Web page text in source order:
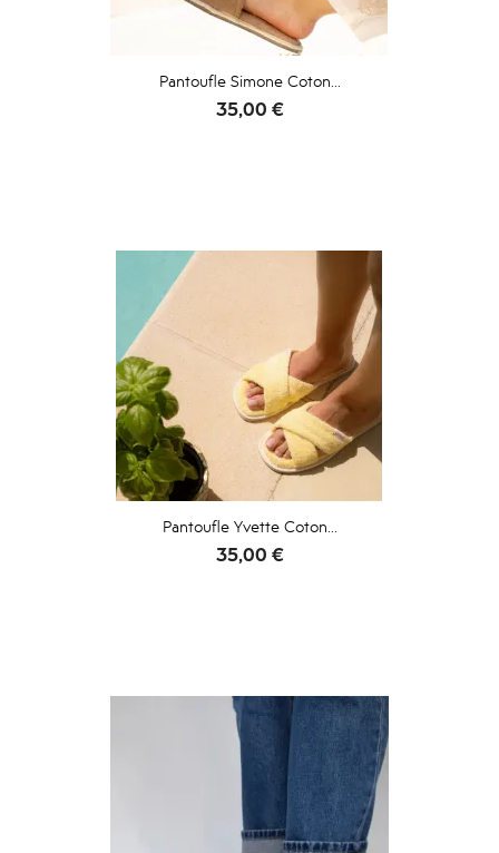
Pantoufle Simone Coton...
Prix
35,00 €
Pantoufle Yvette Coton...
Prix
35,00 €